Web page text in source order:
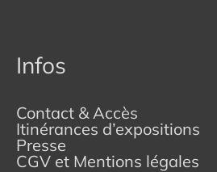
Infos
Contact & Accès
Itinérances d’expositions
Presse
CGV et Mentions légales